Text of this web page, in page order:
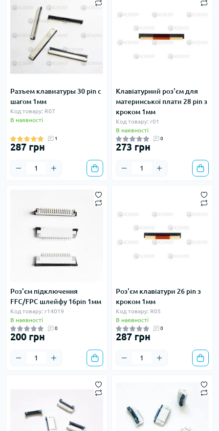
Разъем клавиатуры 30 pin с
шагом 1мм
Код товару: R07
В наявності
1
287 грн
Клавіатурний роз'єм для
материнської плати 28 pin з
кроком 1мм
Код товару: r01
В наявності
0
273 грн
Роз'єм підключення
FFC/FPC шлейфу 16pin 1мм
Код товару: r14019
В наявності
0
200 грн
Роз'єм клавіатури 26 pin з
кроком 1мм
Код товару: R05
В наявності
0
287 грн